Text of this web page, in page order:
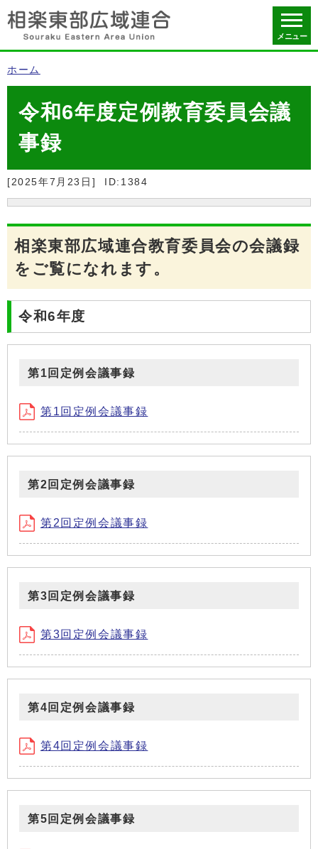
メニュー
ホーム
令和6年度定例教育委員会議
事録
[2025年7月23日] ID:1384
相楽東部広域連合教育委員会の会議録
をご覧になれます。
令和6年度
第1回定例会議事録
第1回定例会議事録
第2回定例会議事録
第2回定例会議事録
第3回定例会議事録
第3回定例会議事録
第4回定例会議事録
第4回定例会議事録
第5回定例会議事録